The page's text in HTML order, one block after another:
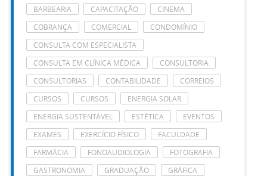
BARBEARIA
CAPACITAÇÃO
CINEMA
COBRANÇA
COMERCIAL
CONDOMÍNIO
CONSULTA COM ESPECIALISTA
CONSULTA EM CLÍNICA MÉDICA
CONSULTORIA
CONSULTORIAS
CONTABILIDADE
CORREIOS
CURSOS
CURSOS
ENERGIA SOLAR
ENERGIA SUSTENTÁVEL
ESTÉTICA
EVENTOS
EXAMES
EXERCÍCIO FÍSICO
FACULDADE
FARMÁCIA
FONOAUDIOLOGIA
FOTOGRAFIA
GASTRONOMIA
GRADUAÇÃO
GRÁFICA